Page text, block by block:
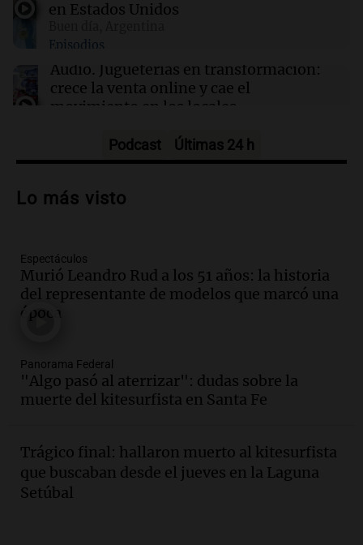
Todd Blanche fue confirmado como secretario
en Estados Unidos
Episodios
Audio. Jugueterías en transformación:
crece la venta online y cae el
movimiento en los locales
qué consecuencias tiene ceder siempre
Audio.
El alfajor argentino busca a sus
nuevos campeones en una competencia
nacional
Buen día, Argentina
Audio.El alfajor argentino busca a sus
nuevos campeones en una competencia
nacional
Audio.Mariano Moreno: pasiones
intensas y su legado en la revolución
argentina
Podcast Últimas 24 h
Lo más visto
Espectáculos
Murió Leandro Rud a los 51 años: la historia
del representante de modelos que marcó una
época
Panorama Federal
"Algo pasó al aterrizar": dudas sobre la
muerte del kitesurfista en Santa Fe
Trágico final: hallaron muerto al kitesurfista
que buscaban desde el jueves en la Laguna
Setúbal